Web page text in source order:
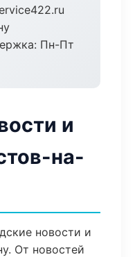
Пн-Пт
и
на-
новости и
От новостей